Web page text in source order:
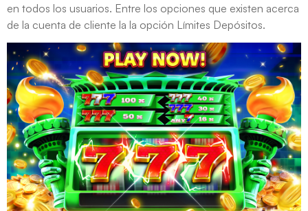
en todos los usuarios. Entre los opciones que existen acerca
de la cuenta de cliente la la opción Límites Depósitos.